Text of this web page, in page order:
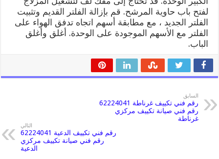
لفتح باب حاوية المرشح. قم بإزالة الفلتر القديم وتثبيت
الفلتر الجديد ، مع مطابقة أسهم اتجاه تدفق الهواء على
الفلتر مع الأسهم الموجودة على الوحدة. أغلق وأغلق
الباب.
السابق
رقم فني تكييف غرناطة 62224041
رقم فني صيانة تكييف مركزي
غرناطة
التالي
رقم فني تكييف الدعية 62224041
رقم فني صيانة تكييف مركزي
الدعية